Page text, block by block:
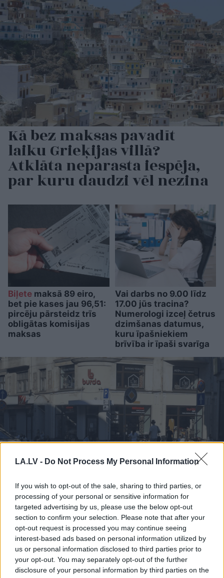
LA.LV - Do Not Process My Personal Information
If you wish to opt-out of the sale, sharing to third parties, or
processing of your personal or sensitive information for
targeted advertising by us, please use the below opt-out
section to confirm your selection. Please note that after your
opt-out request is processed you may continue seeing
interest-based ads based on personal information utilized by
us or personal information disclosed to third parties prior to
your opt-out. You may separately opt-out of the further
disclosure of your personal information by third parties on the
Kā bez maksas pavadīt
laiku Grieķijas villā?
Atklāta neparasta iespēja,
par kuru daudzi vēl nezina
Biļete maksā 89 eiro,
bet pie kases jau 96,51:
pircēju pārsteidz trīs
obligātas komisijas
maksas
Vai darbs no 9.00 līdz
17.00 jūs tracina?
Numerologi izceļ četrus
dzimšanas datumus,
kuru īpašniekiem
brīvība ir īpaši svarīga
“Nabaga cilvēki…” Neierasts
skats Rīgā raisa jautājumus
līdzcilvēkos